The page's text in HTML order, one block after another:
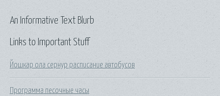
Links to Important Stuff
Йошкар ола сернур расписание автобусов
Программа песочные часы
An Informative Text Blurb